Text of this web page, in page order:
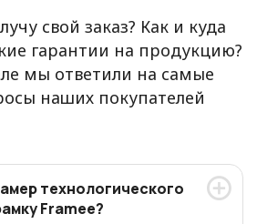
свой заказ? Как и куда
гарантии на продукцию?
мы ответили на самые
наших покупателей
технологического
Framee?